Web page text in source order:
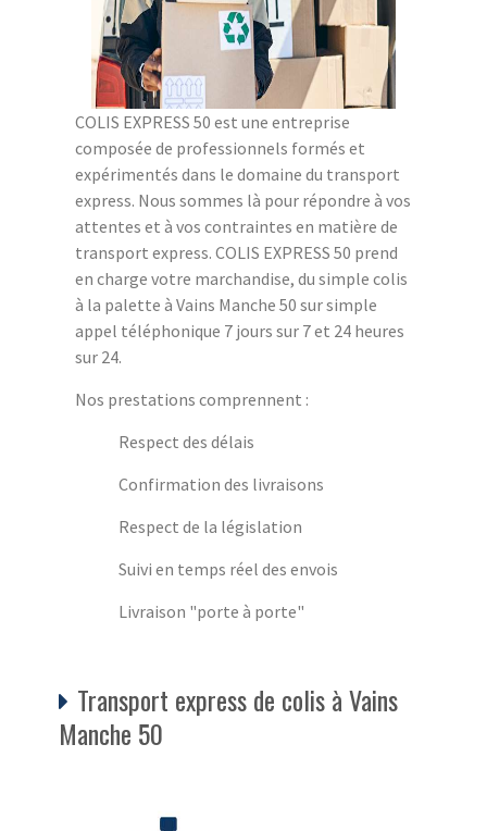
COLIS EXPRESS 50 est une entreprise
composée de professionnels formés et
expérimentés dans le domaine du transport
express. Nous sommes là pour répondre à vos
attentes et à vos contraintes en matière de
transport express. COLIS EXPRESS 50 prend
en charge votre marchandise, du simple colis
à la palette à Vains Manche 50 sur simple
appel téléphonique 7 jours sur 7 et 24 heures
sur 24.
Nos prestations comprennent :
Respect des délais
Confirmation des livraisons
Respect de la législation
Suivi en temps réel des envois
Livraison "porte à porte"
Transport express de colis à Vains
Manche 50